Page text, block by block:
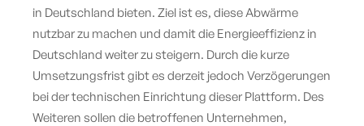
in Deutschland bieten. Ziel ist es, diese Abwärme
nutzbar zu machen und damit die Energieeffizienz in
Deutschland weiter zu steigern. Durch die kurze
Umsetzungsfrist gibt es derzeit jedoch Verzögerungen
bei der technischen Einrichtung dieser Plattform. Des
Weiteren sollen die betroffenen Unternehmen,